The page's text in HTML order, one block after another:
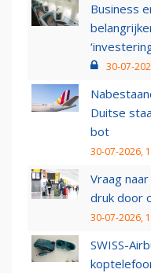
Business
30-07-
Duitse
bot
30-07-2026,
Vraag
druk door
30-07-2026,
SWISS-